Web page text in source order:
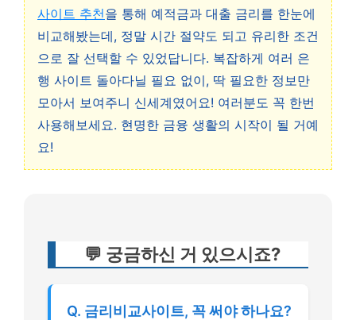
사이트 추천을 통해 예적금과 대출 금리를 한눈에
비교해봤는데, 정말 시간 절약도 되고 유리한 조건
으로 잘 선택할 수 있었답니다. 복잡하게 여러 은
행 사이트 돌아다닐 필요 없이, 딱 필요한 정보만
모아서 보여주니 신세계였어요! 여러분도 꼭 한번
사용해보세요. 현명한 금융 생활의 시작이 될 거예
요!
💬 궁금하신 거 있으시죠?
Q. 금리비교사이트, 꼭 써야 하나요?